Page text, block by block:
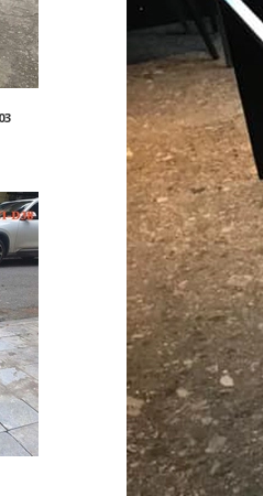
CHÂN BÀN NHÔM ĐEN CI-
770.000₫
CHÂN BÀN NHÔM CI-